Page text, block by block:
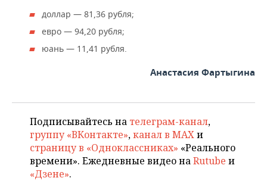
ВОДНЫЕ ВИДЫ СПОРТА
ОБРАЗОВАНИЕ
доллар — 81,36 рубля;
евро — 94,20 рубля;
юань — 11,41 рубля.
Анастасия Фартыгина
Подписывайтесь на телеграм-канал,
группу «ВКонтакте»,канал в MAXи
страницу в «Одноклассниках» «Реального
времени». Ежедневные видео наRutube и
«Дзене».